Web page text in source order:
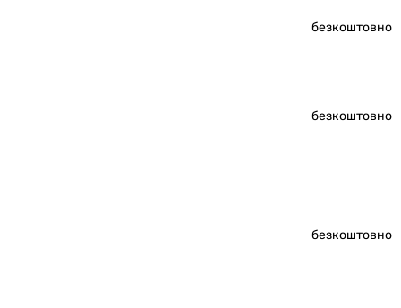
безкоштовно
безкоштовно
безкоштовно